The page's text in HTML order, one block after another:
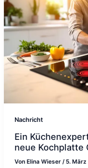
Nachricht
Ein
neue Kochplatte
Von Elina Wieser / 5. März